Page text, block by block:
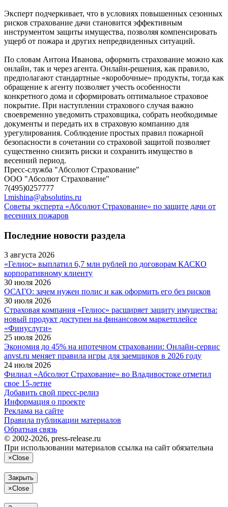
Эксперт подчеркивает, что в условиях повышенных сезонных
рисков страхование дачи становится эффективным
инструментом защиты имущества, позволяя компенсировать
ущерб от пожара и других непредвиденных ситуаций.
По словам Антона Иванова, оформить страхование можно как
онлайн, так и через агента. Онлайн-решения, как правило,
предполагают стандартные «коробочные» продукты, тогда как
обращение к агенту позволяет учесть особенности
конкретного дома и сформировать оптимальное страховое
покрытие. При наступлении страхового случая важно
своевременно уведомить страховщика, собрать необходимые
документы и передать их в страховую компанию для
урегулирования. Соблюдение простых правил пожарной
безопасности в сочетании со страховой защитой позволяет
существенно снизить риски и сохранить имущество в
весенний период.
Пресс-служба "Абсолют Страхование"
ООО "Абсолют Страхование"
7(495)0257777
l.mishina@absolutins.ru
Советы эксперта «Абсолют Страхование» по защите дачи от
весенних пожаров
Последние новости раздела
3 августа 2026
«Гелиос» выплатил 6,7 млн рублей по договорам КАСКО
корпоративному клиенту
30 июля 2026
ОСАГО: зачем нужен полис и как оформить его без рисков
30 июля 2026
Страховая компания «Гелиос» расширяет защиту имущества:
новый продукт доступен на финансовом маркетплейсе
«Финуслуги»
25 июля 2026
Экономия до 45% на ипотечном страховании: Онлайн-сервис
anvst.ru меняет правила игры для заемщиков в 2026 году
24 июля 2026
Филиал «Абсолют Страхование» во Владивостоке отметил
свое 15-летие
Добавить свой пресс-релиз
Информация о проекте
Реклама на сайте
Правила публикации материалов
Обратная связь
© 2002-2026, press-release.ru
При использовании материалов ссылка на сайт обязательна
×Close
Закрыть
×Close